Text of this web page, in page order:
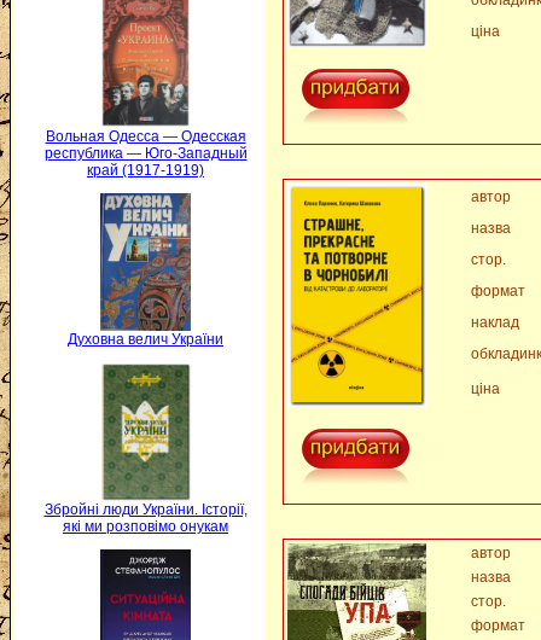
Вольная Одесса — Одесская
республика — Юго-Западный
край (1917-1919)
Духовна велич України
Збройні люди України. Історії,
які ми розповімо онукам
ціна
автор
назва
стор.
формат
наклад
ціна
автор
назва
стор.
формат